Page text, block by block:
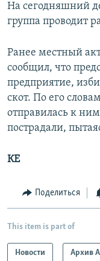
На сегодняшний
группа проводит
Ранее местный
сообщил, что
предприятие,
скот. По его
отправилась к
пострадали,
КЕ
Поделиться
This item is part of
Новости Архив